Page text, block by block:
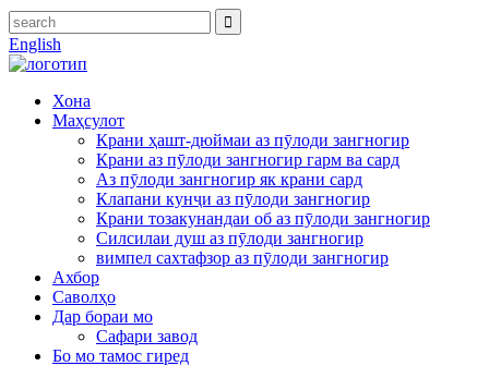
English
Хона
Маҳсулот
Крани ҳашт-дюймаи аз пӯлоди зангногир
Крани аз пӯлоди зангногир гарм ва сард
Аз пӯлоди зангногир як крани сард
Клапани кунҷи аз пӯлоди зангногир
Крани тозакунандаи об аз пӯлоди зангногир
Силсилаи душ аз пӯлоди зангногир
вимпел сахтафзор аз пӯлоди зангногир
Ахбор
Саволҳо
Дар бораи мо
Сафари завод
Бо мо тамос гиред